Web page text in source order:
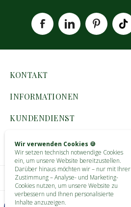
Wir verwenden Cookies 🍪
Wir setzen technisch notwendige Cookies
ein, um unsere Website bereitzustellen.
Darüber hinaus möchten wir – nur mit Ihrer
Zustimmung – Analyse- und Marketing-
Cookies nutzen, um unsere Website zu
verbessern und Ihnen personalisierte
Inhalte anzuzeigen.
KONTAKT
INFORMATIONEN
KUNDENDIENST
MEIN KONTO